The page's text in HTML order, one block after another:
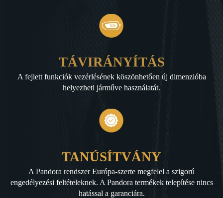
TÁVIRÁNYÍTÁS
A fejlett funkciók vezérlésének köszönhetően új dimenzióba
helyezheti járműve használatát.
TANÚSÍTVÁNY
A Pandora rendszer Európa-szerte megfelel a szigorú
engedélyezési feltételeknek. A Pandora termékek telepítése nincs
hatással a garanciára.